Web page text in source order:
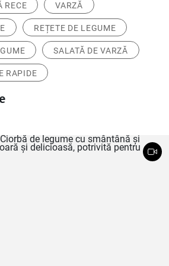
RECE VARZĂ
REȚETE DE LEGUME
SALATĂ DE VARZĂ
RAPIDE